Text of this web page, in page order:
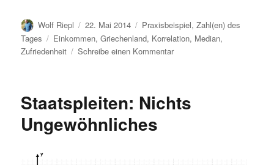
Autor
Wolf Riepl
Veröffentlicht
am
22. Mai 2014 Kategorien
Praxisbeispiel,Zahl(en) des
Tages
Schlagwörter
Einkommen,Griechenland, Korrelation, Median,
Zufriedenheit
Schreibe einen Kommentarzu
Europäische
Staatspleiten: Nichts
Ungewöhnliches